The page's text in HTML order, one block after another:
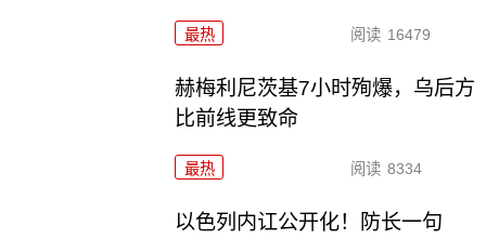
最热 阅读 16479
赫梅利尼茨基7小时殉爆，乌后方
比前线更致命
最热 阅读 8334
以色列内讧公开化！防长一句